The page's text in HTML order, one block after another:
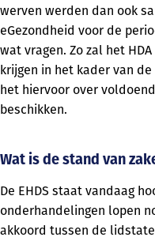
werven werden dan ook
eGezondheid voor de
wat vragen. Zo zal het
krijgen in het kader van de
het hiervoor over
beschikken.
Wat is de stand van
De EHDS staat vandaag
onderhandelingen lopen
akkoord tussen de